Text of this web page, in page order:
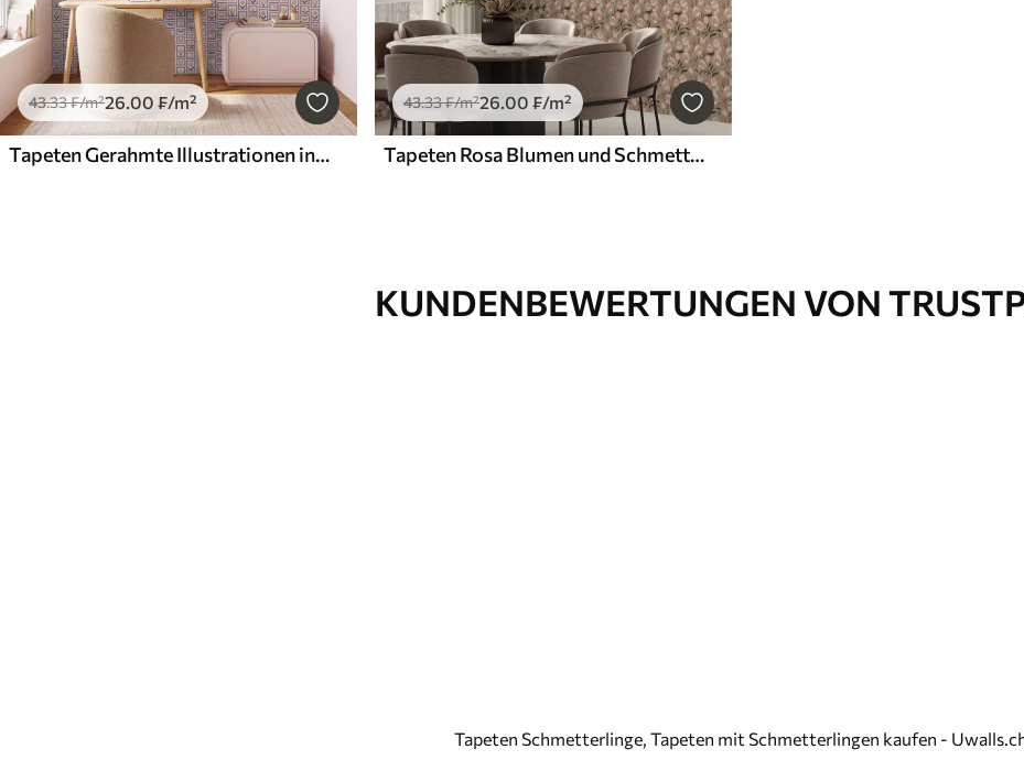
43.33₣/m²26.00 ₣/m²
Tapeten Gerahmte Illustrationen in Fliederfarben
43.33₣/m²26.00 ₣/m²
Tapeten Rosa Blumen und Schmetterlinge auf olivbeigem Hintergrund
KUNDENBEWERTUNGEN VON
Tapeten Schmetterlinge, Tapeten mit Schmetterlingen kaufen -